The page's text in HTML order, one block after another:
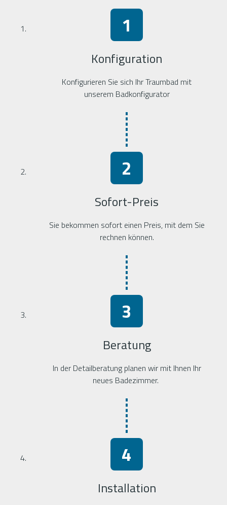
Konfiguration
Konfigurieren Sie sich Ihr Traumbad mit
unserem Badkonfigurator
Sofort-Preis
Sie bekommen sofort einen Preis, mit dem Sie
rechnen können.
Beratung
In der Detailberatung planen wir mit Ihnen Ihr
neues Badezimmer.
Installation